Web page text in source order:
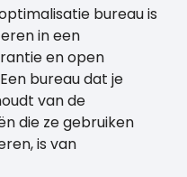
bureau is
in een
en open
bureau dat je
van de
die ze gebruiken
is van